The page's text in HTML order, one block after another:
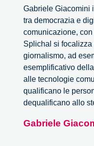
Gabriele Giacomini
tra democrazia e
comunicazione,
Splichal si focalizza
giornalismo, ad
esemplificativo
alle tecnologie
qualificano le
dequalificano allo
Gabriele